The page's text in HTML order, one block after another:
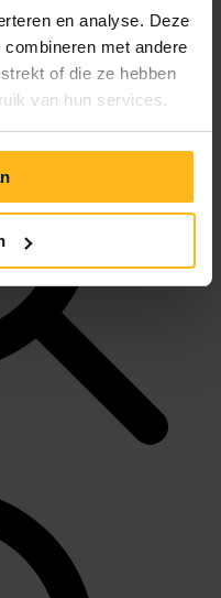
en analyse. Deze
met andere
of die ze hebben
van hun services.